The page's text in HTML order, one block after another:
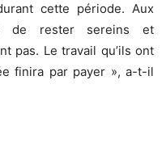
cette période. Aux
de rester sereins et
pas. Le travail qu’ils ont
finira par payer », a-t-il